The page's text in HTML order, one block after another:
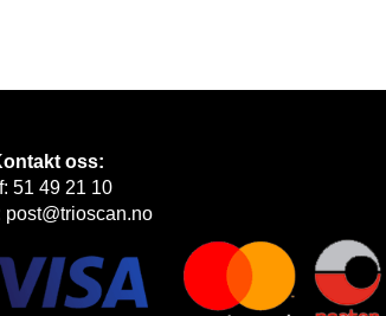
oss:
51 49 21 10
post@trioscan.no